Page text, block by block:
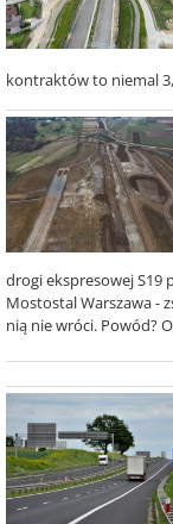
kontraktów to niemal
drogi ekspresowej S19
Mostostal Warszawa -
nią nie wróci. Powód?